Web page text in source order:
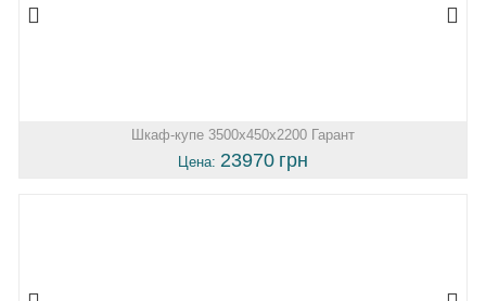
Шкаф-купе 3500х450х2200 Гарант
Цена: 23970 грн